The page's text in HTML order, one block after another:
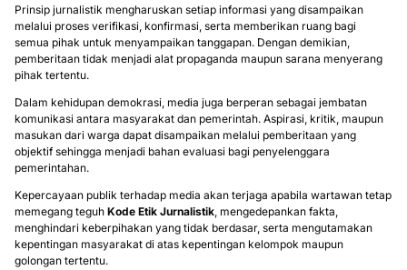
Prinsip jurnalistik mengharuskan setiap informasi yang disampaikan
melalui proses verifikasi, konfirmasi, serta memberikan ruang bagi
semua pihak untuk menyampaikan tanggapan. Dengan demikian,
pemberitaan tidak menjadi alat propaganda maupun sarana menyerang
pihak tertentu.
Dalam kehidupan demokrasi, media juga berperan sebagai jembatan
komunikasi antara masyarakat dan pemerintah. Aspirasi, kritik, maupun
masukan dari warga dapat disampaikan melalui pemberitaan yang
objektif sehingga menjadi bahan evaluasi bagi penyelenggara
pemerintahan.
Kepercayaan publik terhadap media akan terjaga apabila wartawan tetap
memegang teguh Kode Etik Jurnalistik, mengedepankan fakta,
menghindari keberpihakan yang tidak berdasar, serta mengutamakan
kepentingan masyarakat di atas kepentingan kelompok maupun
golongan tertentu.